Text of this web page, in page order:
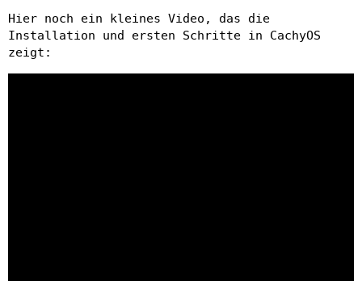
Hier noch ein kleines Video, das die
Installation und ersten Schritte in CachyOS
zeigt: